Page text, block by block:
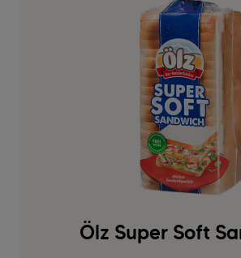
Ölz Super Soft